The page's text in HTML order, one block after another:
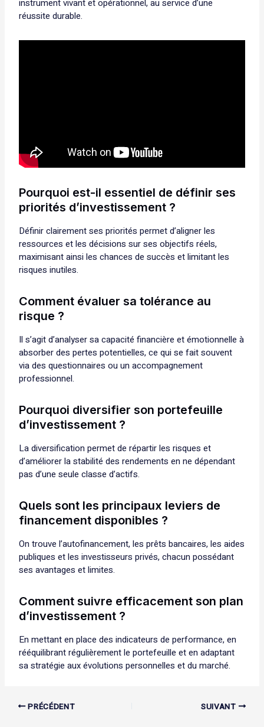
instrument vivant et opérationnel, au service d’une
réussite durable.
Pourquoi est-il essentiel de définir ses
priorités d’investissement ?
Définir clairement ses priorités permet d’aligner les
ressources et les décisions sur ses objectifs réels,
maximisant ainsi les chances de succès et limitant les
risques inutiles.
Comment évaluer sa tolérance au
risque ?
Il s’agit d’analyser sa capacité financière et émotionnelle à
absorber des pertes potentielles, ce qui se fait souvent
via des questionnaires ou un accompagnement
professionnel.
Pourquoi diversifier son portefeuille
d’investissement ?
La diversification permet de répartir les risques et
d’améliorer la stabilité des rendements en ne dépendant
pas d’une seule classe d’actifs.
Quels sont les principaux leviers de
financement disponibles ?
On trouve l’autofinancement, les prêts bancaires, les aides
publiques et les investisseurs privés, chacun possédant
ses avantages et limites.
Comment suivre efficacement son plan
d’investissement ?
En mettant en place des indicateurs de performance, en
rééquilibrant régulièrement le portefeuille et en adaptant
sa stratégie aux évolutions personnelles et du marché.
PRÉCÉDENT SUIVANT